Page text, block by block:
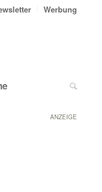
Werbung
ANZEIGE